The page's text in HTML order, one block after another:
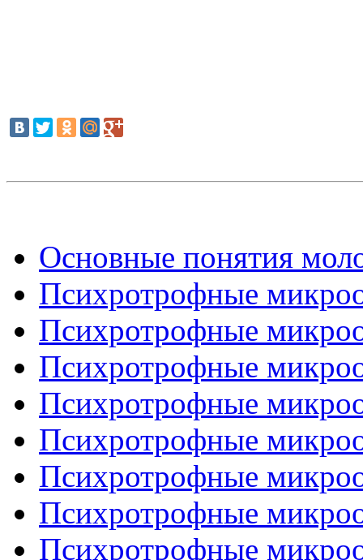
Основные понятия
Психротрофные
Психротрофные
Психротрофные
Психротрофные
Психротрофные
Психротрофные
Психротрофные
Психротрофные